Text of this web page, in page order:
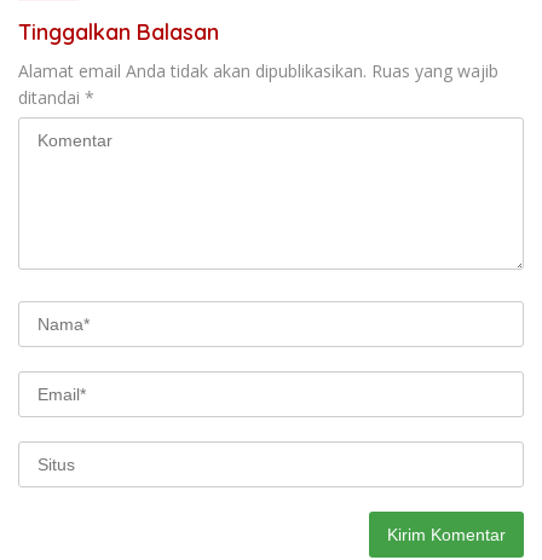
Tinggalkan Balasan
Alamat email Anda tidak akan dipublikasikan. Ruas yang wajib
ditandai *